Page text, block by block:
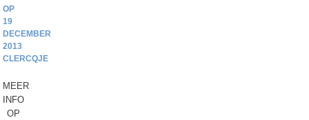
19
DECEMBER
2013
CLERCQJE
MEER
INFO
OP